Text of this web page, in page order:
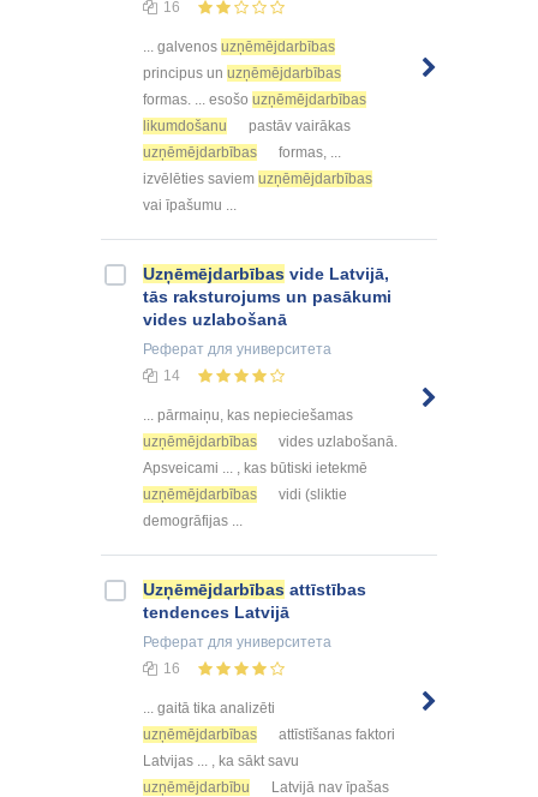
16
... galvenos uzņēmējdarbības
principus un uzņēmējdarbības
formas. ... esošo uzņēmējdarbības
likumdošanu
pastāv vairākas
uzņēmējdarbības
formas, ...
izvēlēties saviem uzņēmējdarbības
vai īpašumu ...
Uzņēmējdarbības vide Latvijā,
tās raksturojums un pasākumi
vides uzlabošanā
Реферат для университета
14
... pārmaiņu, kas nepieciešamas
uzņēmējdarbības
vides uzlabošanā.
Apsveicami ... , kas būtiski ietekmē
uzņēmējdarbības
vidi (sliktie
demogrāfijas ...
Uzņēmējdarbības attīstības
tendences Latvijā
Реферат для университета
16
... gaitā tika analizēti
uzņēmējdarbības
attīstīšanas faktori
Latvijas ... , ka sākt savu
uzņēmējdarbību
Latvijā nav īpašas